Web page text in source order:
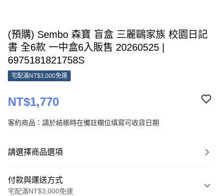
(預購) Sembo 森寶 盲盒 三麗鷗家族 校園日記
書 全6款 一中盒6入販售 20260525 |
6975181821758S
宅配滿NT$3,000免運
NT$1,770
客約商品：請於結帳時在備註欄位填寫可收貨日期
請選擇商品選項
付款與運送方式
宅配滿NT$3,000免運